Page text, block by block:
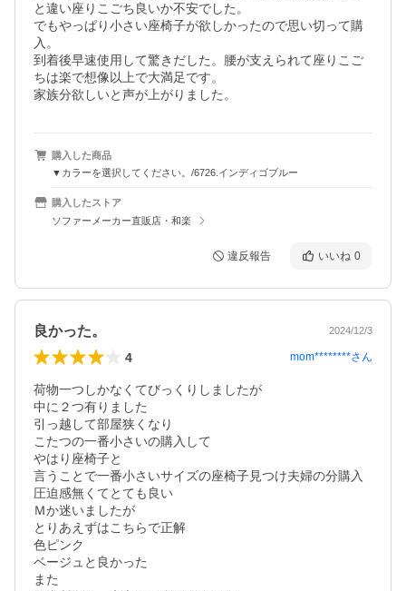
と違い座りこごち良いか不安でした。
でもやっぱり小さい座椅子が欲しかったので思い切って購
入。
到着後早速使用して驚きだした。腰が支えられて座りこご
ちは楽で想像以上で大満足です。
家族分欲しいと声が上がりました。
購入した商品
▼カラーを選択してください。/6726.インディゴブルー
購入したストア
ソファーメーカー直販店・和楽
違反報告 いいね 0
良かった。 2024/12/3
4 mom********さん
荷物一つしかなくてびっくりしましたが
中に２つ有りました
引っ越して部屋狭くなり
こたつの一番小さいの購入して
やはり座椅子と
言うことで一番小さいサイズの座椅子見つけ夫婦の分購入
圧迫感無くてとても良い
Ｍか迷いましたが
とりあえずはこちらで正解
色ピンク
ベージュと良かった
また